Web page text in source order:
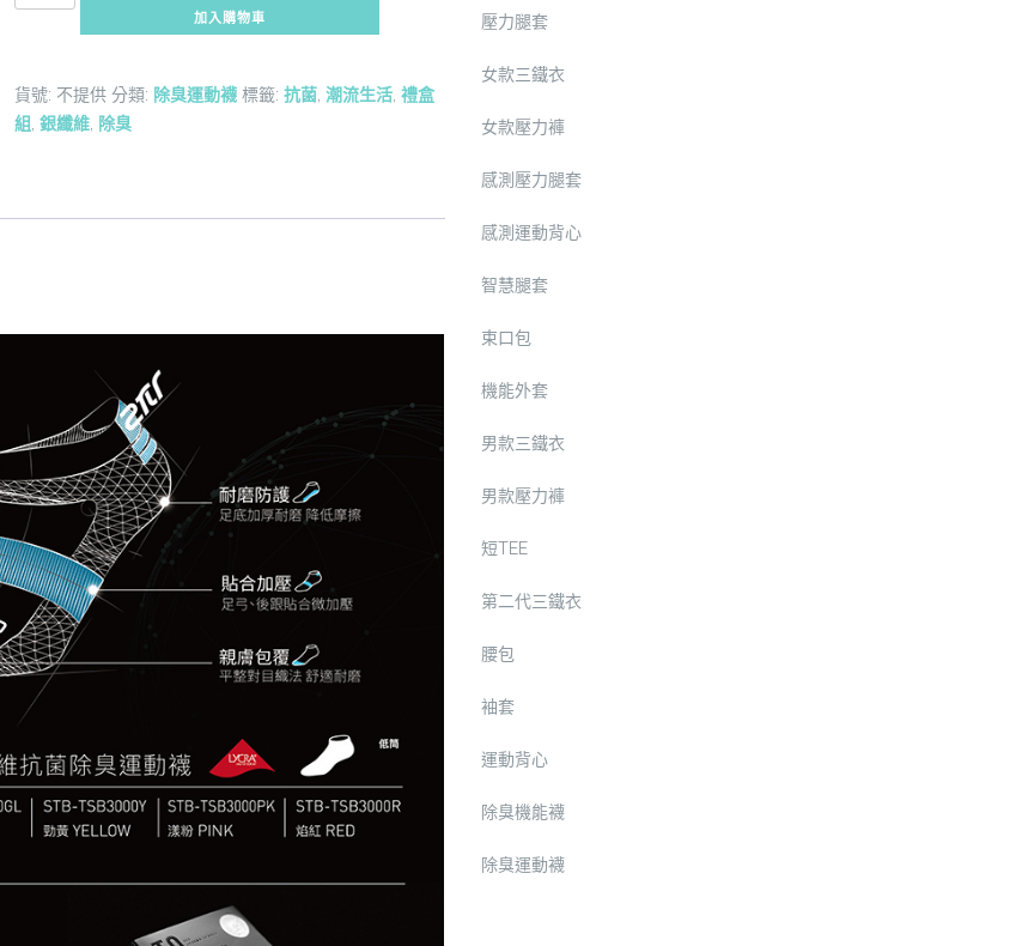
維
襪
組-
活
加入購物車
貨號: 不提供 分類: 除臭運動襪 標籤: 抗菌 潮流生活 禮盒
組 銀纖維 除臭
壓力腿套
女款三鐵衣
女款壓力褲
感測壓力腿套
感測運動背心
智慧腿套
束口包
機能外套
男款三鐵衣
男款壓力褲
短TEE
第二代三鐵衣
腰包
袖套
運動背心
除臭機能襪
除臭運動襪